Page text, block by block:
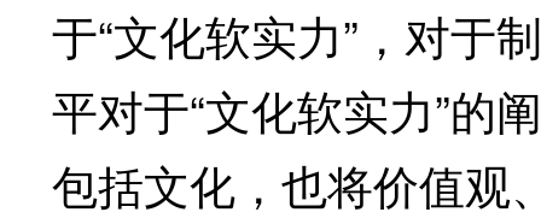
于“文化软实力”，对于
平对于“文化软实力”的
包括文化，也将价值观